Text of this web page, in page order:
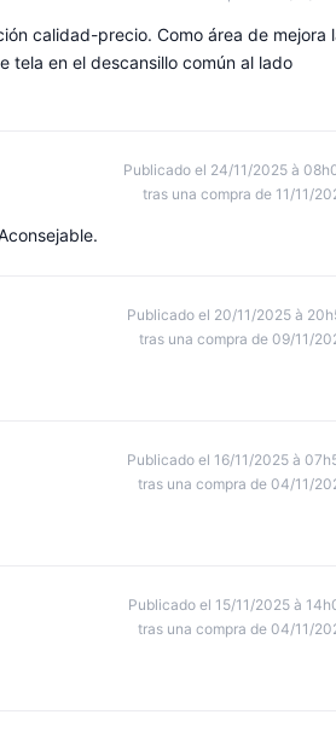
calidad-precio. Como área de mejora
tela en el descansillo común al lado
Publicado el 24/11/2025 à
tras una compra de 11/11/
Publicado el 20/11/2025 à
tras una compra de 09/11/
Publicado el 16/11/2025 à
tras una compra de 04/11/
Publicado el 15/11/2025 à
tras una compra de 04/11/